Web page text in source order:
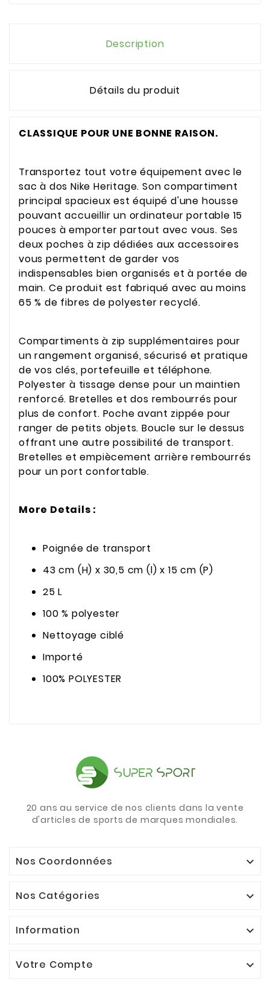
Description
Détails du produit
CLASSIQUE POUR UNE BONNE RAISON.
Transportez tout votre équipement avec le
sac à dos Nike Heritage. Son compartiment
principal spacieux est équipé d'une housse
pouvant accueillir un ordinateur portable 15
pouces à emporter partout avec vous. Ses
deux poches à zip dédiées aux accessoires
vous permettent de garder vos
indispensables bien organisés et à portée de
main. Ce produit est fabriqué avec au moins
65 % de fibres de polyester recyclé.
Compartiments à zip supplémentaires pour
un rangement organisé, sécurisé et pratique
de vos clés, portefeuille et téléphone.
Polyester à tissage dense pour un maintien
renforcé. Bretelles et dos rembourrés pour
plus de confort. Poche avant zippée pour
ranger de petits objets. Boucle sur le dessus
offrant une autre possibilité de transport.
Bretelles et empiècement arrière rembourrés
pour un port confortable.
More Details :
Poignée de transport
43 cm (H) x 30,5 cm (l) x 15 cm (P)
25 L
100 % polyester
Nettoyage ciblé
Importé
100% POLYESTER
20 ans au service de nos clients dans la vente
d'articles de sports de marques mondiales.
Nos Coordonnées 
Nos Catégories 
Information 
Votre Compte 